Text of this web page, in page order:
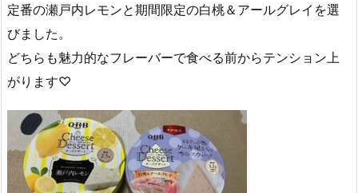
定番の瀬戸内レモンと期間限定の白桃＆アールグレイを選
びました。
どちらも魅力的なフレーバーで食べる前からテンション上
がります♡